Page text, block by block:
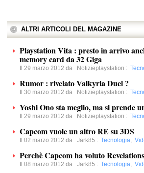
ALTRI ARTICOLI DEL MAGAZINE
Playstation Vita : presto in arrivo
memory card da 32 Giga
Il 29 marzo 2012 da Notizieplaystation :
Rumor : rivelato Valkyria Duel ?
Il 30 marzo 2012 da Notizieplaystation :
Yoshi Ono sta meglio, ma si prende
Il 29 marzo 2012 da Notizieplaystation :
Capcom vuole un altro RE su 3DS
Il 02 marzo 2012 da Jark85 : Tecnologia,
Perchè Capcom ha voluto
Il 08 marzo 2012 da Jark85 : Tecnologia,